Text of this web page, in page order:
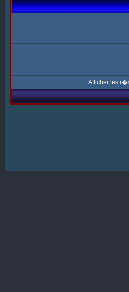
Afficher les